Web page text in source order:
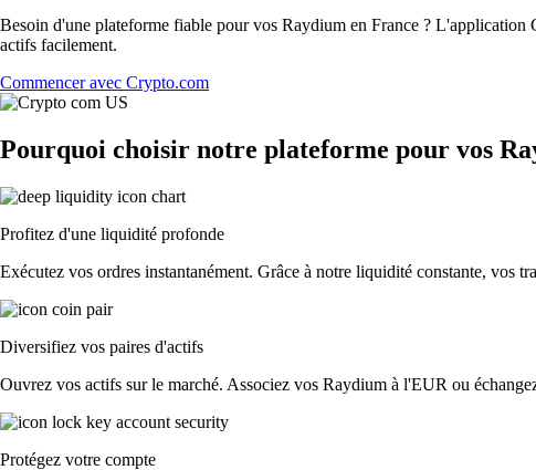
Besoin d'une plateforme fiable pour vos Raydium en France ?
actifs facilement.
Commencer avec Crypto.com
Pourquoi choisir notre plateforme pour vos
Profitez d'une liquidité profonde
Exécutez vos ordres instantanément. Grâce à notre liquidité constante, vos
Diversifiez vos paires d'actifs
Ouvrez vos actifs sur le marché. Associez vos Raydium à l'EUR ou
Protégez votre compte